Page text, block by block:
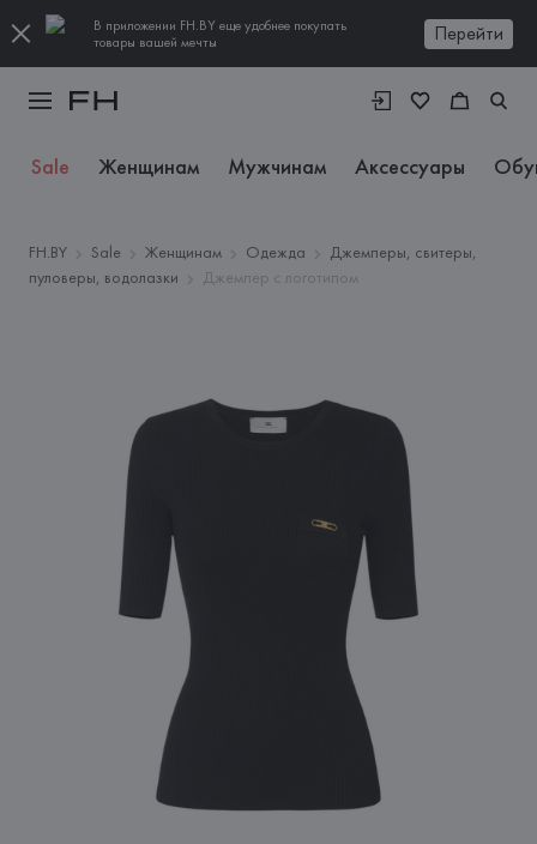
В приложении FH.BY еще удобнее покупать
товары вашей мечты
Перейти
Sale Женщинам Мужчинам Аксессуары
FH.BY Sale Женщинам Одежда
Джемперы, свитеры,
пуловеры, водолазки
Джемпер с логотипом